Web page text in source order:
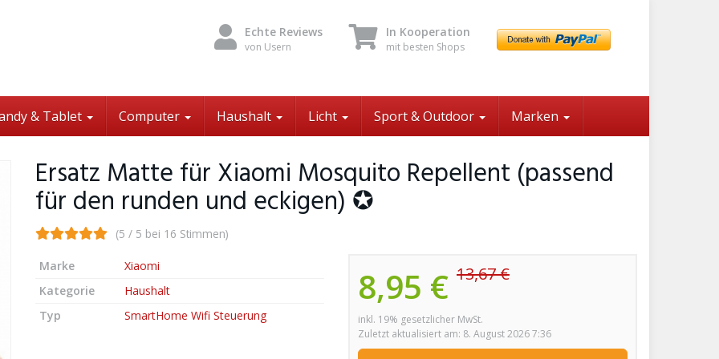
Echte Reviews
von Usern
In Kooperation
mit besten Shops
& Tablet Computer Haushalt Licht Sport & Outdoor Marken
Ersatz Matte für Xiaomi Mosquito Repellent (passend
für den runden und eckigen) ✪
(5 / 5 bei 16 Stimmen)
8,95 € 13,67 €
inkl. 19% gesetzlicher MwSt.
Zuletzt aktualisiert am: 8. August 2026 7:36
Marke
Xiaomi
Kategorie
Haushalt
Typ
SmartHome Wifi Steuerung